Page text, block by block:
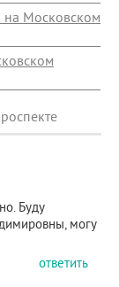
на Московском
Буду
могу
ответить